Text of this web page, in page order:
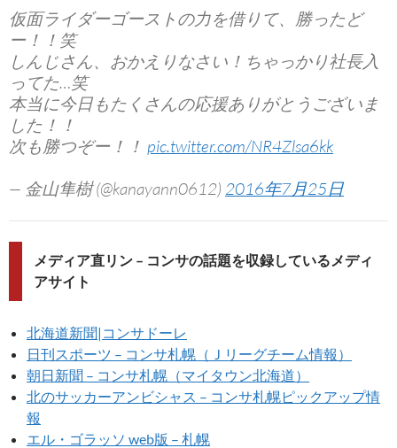
仮面ライダーゴーストの力を借りて、勝ったど
ー！！笑
しんじさん、おかえりなさい！ちゃっかり社長入
ってた…笑
本当に今日もたくさんの応援ありがとうございま
した！！
次も勝つぞー！！ pic.twitter.com/NR4Zlsa6kk
— 金山隼樹 (@kanayann0612) 2016年7月25日
メディア直リン – コンサの話題を収録しているメディ
アサイト
北海道新聞|コンサドーレ
日刊スポーツ – コンサ札幌（Ｊリーグチーム情報）
朝日新聞 – コンサ札幌（マイタウン北海道）
北のサッカーアンビシャス – コンサ札幌ピックアップ情
報
エル・ゴラッソ web版 – 札幌